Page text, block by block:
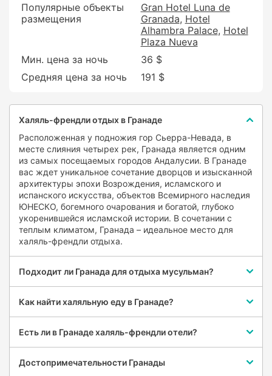
Hueneja
Huetor Vega
Monachil
Moraleda de Zafayona
Orgiva
Otura
Padul
Peligros
Pinos Genil
Pinos Puente
Purullena
Quentar
Salobrena
Santa Fe
Zujar
Популярные объекты
размещения
Gran Hotel Luna de
Granada Hotel
Alhambra Palace Hotel
Plaza Nueva
Мин. цена за ночь
36 $
Средняя цена за ночь
191 $
Халяль-френдли отдых в Гранаде
Расположенная у подножия гор Сьерра-Невада, в
месте слияния четырех рек, Гранада является одним
из самых посещаемых городов Андалусии. В Гранаде
вас ждет уникальное сочетание дворцов и изысканной
архитектуры эпохи Возрождения, исламского и
испанского искусства, объектов Всемирного наследия
ЮНЕСКО, богемного очарования и богатой, глубоко
укоренившейся исламской истории. В сочетании с
теплым климатом, Гранада – идеальное место для
халяль-френдли отдыха.
Подходит ли Гранада для отдыха мусульман?
Как найти халяльную еду в Гранаде?
Есть ли в Гранаде халяль-френдли отели?
Достопримечательности Гранады